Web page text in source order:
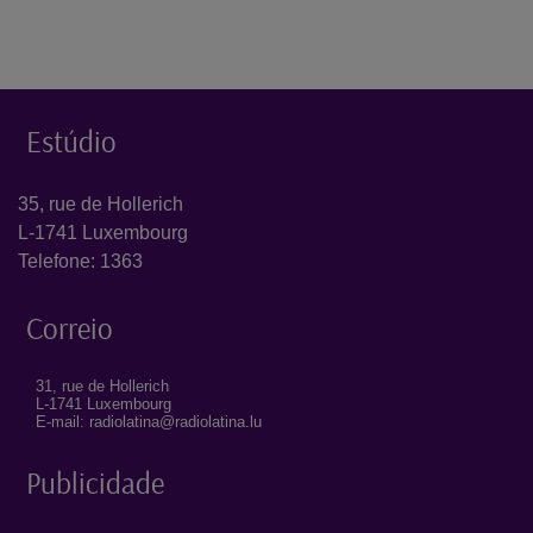
Estúdio
35, rue de Hollerich
L-1741 Luxembourg
Telefone: 1363
Correio
31, rue de Hollerich
L-1741 Luxembourg
E-mail: radiolatina@radiolatina.lu
Publicidade